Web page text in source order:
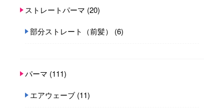
ストレートパーマ (20)
部分ストレート（前髪） (6)
パーマ (111)
エアウェーブ (11)